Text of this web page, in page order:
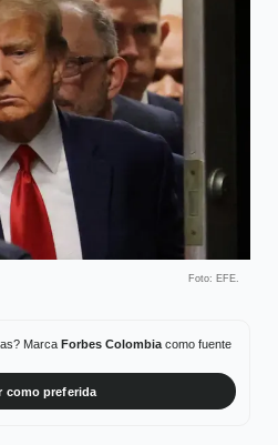
Foto: EFE.
Marca Forbes Colombiacomo fuente
como preferida